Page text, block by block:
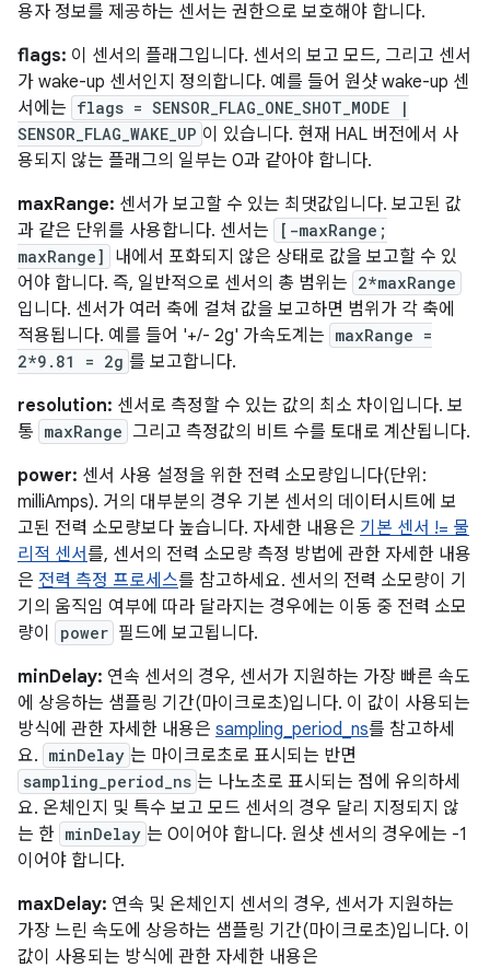
용자 정보를 제공하는 센서는 권한으로 보호해야 합니다.
flags: 이 센서의 플래그입니다. 센서의 보고 모드, 그리고 센서
가 wake-up 센서인지 정의합니다. 예를 들어 원샷 wake-up 센
서에는 flags = SENSOR_FLAG_ONE_SHOT_MODE |
SENSOR_FLAG_WAKE_UP 이 있습니다. 현재 HAL 버전에서 사
용되지 않는 플래그의 일부는 0과 같아야 합니다.
maxRange: 센서가 보고할 수 있는 최댓값입니다. 보고된 값
과 같은 단위를 사용합니다. 센서는
[-maxRange;
maxRange]
내에서 포화되지 않은 상태로 값을 보고할 수 있
어야 합니다. 즉, 일반적으로 센서의 총 범위는 2*maxRange
입니다. 센서가 여러 축에 걸쳐 값을 보고하면 범위가 각 축에
적용됩니다. 예를 들어 '+/- 2g' 가속도계는 maxRange =
2*9.81 = 2g 를 보고합니다.
resolution: 센서로 측정할 수 있는 값의 최소 차이입니다. 보
통 maxRange 그리고 측정값의 비트 수를 토대로 계산됩니다.
power: 센서 사용 설정을 위한 전력 소모량입니다(단위:
milliAmps). 거의 대부분의 경우 기본 센서의 데이터시트에 보
고된 전력 소모량보다 높습니다. 자세한 내용은 기본 센서 != 물
리적 센서를, 센서의 전력 소모량 측정 방법에 관한 자세한 내용
은 전력 측정 프로세스를 참고하세요. 센서의 전력 소모량이 기
기의 움직임 여부에 따라 달라지는 경우에는 이동 중 전력 소모
량이
power 필드에 보고됩니다.
minDelay: 연속 센서의 경우, 센서가 지원하는 가장 빠른 속도
에 상응하는 샘플링 기간(마이크로초)입니다. 이 값이 사용되는
방식에 관한 자세한 내용은 sampling_period_ns를 참고하세
요. minDelay 는 마이크로초로 표시되는 반면
sampling_period_ns 는 나노초로 표시되는 점에 유의하세
요. 온체인지 및 특수 보고 모드 센서의 경우 달리 지정되지 않
는 한 minDelay 는 0이어야 합니다. 원샷 센서의 경우에는 -1
이어야 합니다.
maxDelay: 연속 및 온체인지 센서의 경우, 센서가 지원하는
가장 느린 속도에 상응하는 샘플링 기간(마이크로초)입니다. 이
값이 사용되는 방식에 관한 자세한 내용은